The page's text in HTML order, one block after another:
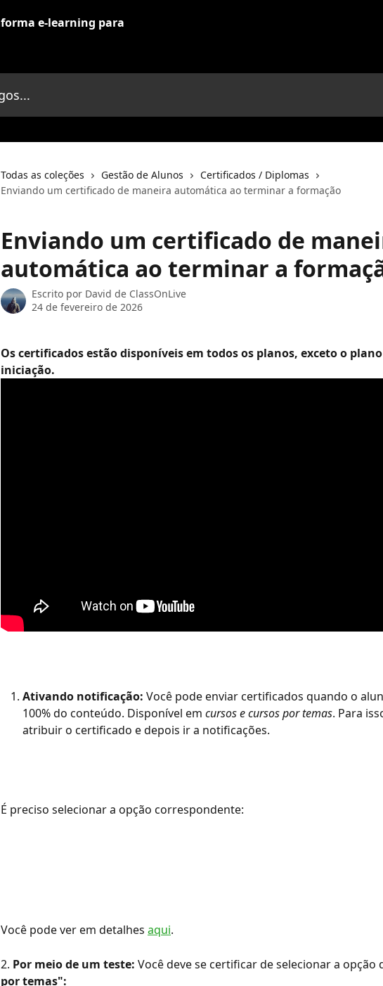
Todas as coleções Gestão de Alunos
Certificados / Diplomas
Enviando um certificado de maneira automática ao terminar a formação
Enviando um certificado de
automática ao terminar a
Escrito por David de ClassOnLive
24 de fevereiro de 2026
Os certificados estão disponíveis em todos os planos, exceto o
iniciação.
Ativando notificação: Você pode enviar certificados quando o
100% do conteúdo. Disponível em cursos e cursos por temas. Para
atribuir o certificado e depois ir a notificações.
É preciso selecionar a opção correspondente:
Você pode ver em detalhes aqui.
2. Por meio de um teste: Você deve se certificar de selecionar a opção
por temas":